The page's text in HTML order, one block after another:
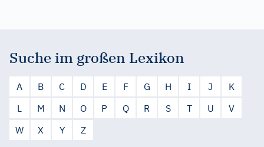
Suche im großen Lexikon
A B C D E F G H I J
K
L
M N O P Q R S T U
V
W
X Y Z